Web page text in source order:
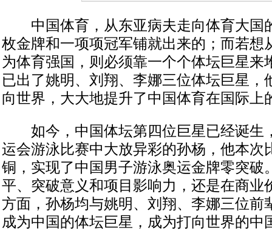
中国体育，从东亚病夫走向体育大国
枚金牌和一项项冠军铺就出来的；而若想
为体育强国，则必须靠一个个体坛巨星来
已出了姚明、刘翔、李娜三位体坛巨星，
向世界，大大地提升了中国体育在国际上
如今，中国体坛第四位巨星已经诞生
运会游泳比赛中大放异彩的孙杨，他本次
铜，实现了中国男子游泳奥运金牌零突破
平、突破意义和项目影响力，还是在商业
方面，孙杨均与姚明、刘翔、李娜三位前
成为中国的体坛巨星，成为打向世界的中